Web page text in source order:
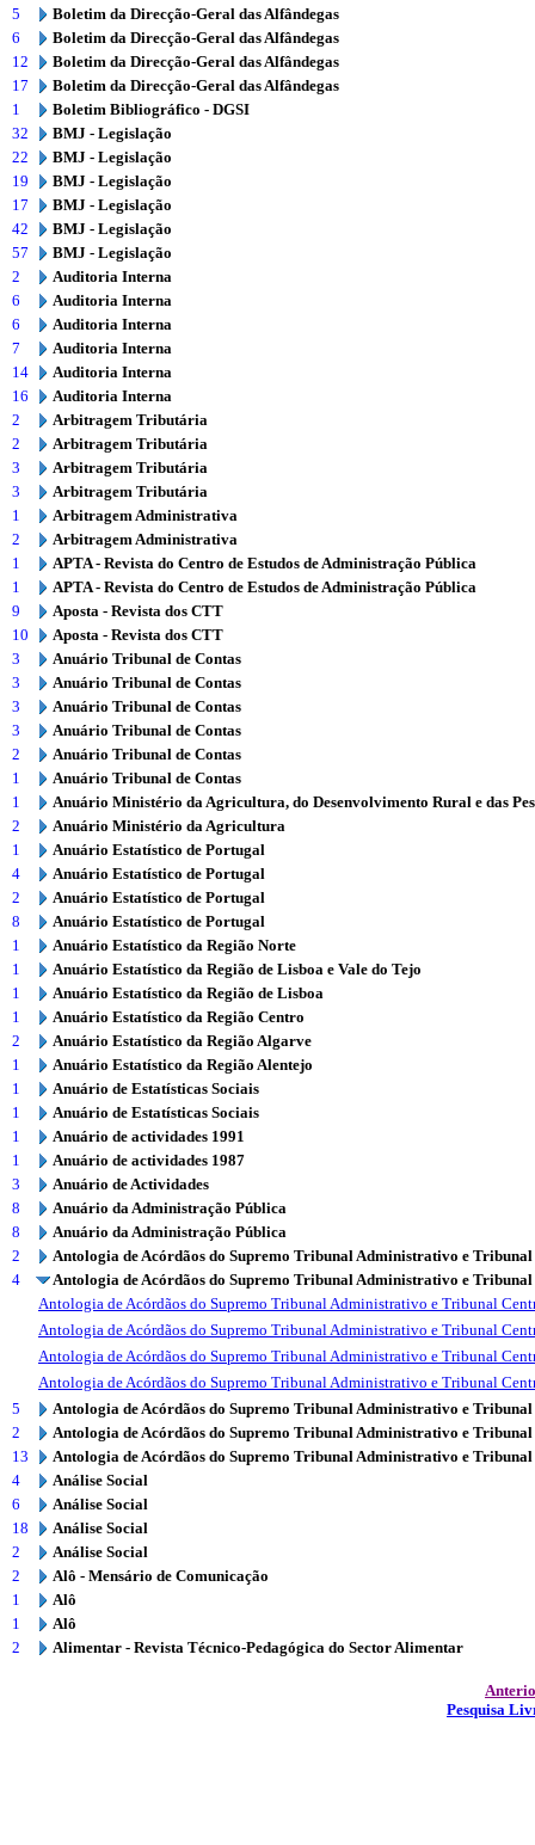
5
Boletim da Direcção-Geral das Alfândegas
6
Boletim da Direcção-Geral das Alfândegas
12
Boletim da Direcção-Geral das Alfândegas
17
Boletim da Direcção-Geral das Alfândegas
1
Boletim Bibliográfico - DGSI
32
BMJ - Legislação
22
BMJ - Legislação
19
BMJ - Legislação
17
BMJ - Legislação
42
BMJ - Legislação
57
BMJ - Legislação
2
Auditoria Interna
6
Auditoria Interna
6
Auditoria Interna
7
Auditoria Interna
14
Auditoria Interna
16
Auditoria Interna
2
Arbitragem Tributária
2
Arbitragem Tributária
3
Arbitragem Tributária
3
Arbitragem Tributária
1
Arbitragem Administrativa
2
Arbitragem Administrativa
1
APTA - Revista do Centro de Estudos de Administração Pública
1
APTA - Revista do Centro de Estudos de Administração Pública
9
Aposta - Revista dos CTT
10
Aposta - Revista dos CTT
3
Anuário Tribunal de Contas
3
Anuário Tribunal de Contas
3
Anuário Tribunal de Contas
3
Anuário Tribunal de Contas
2
Anuário Tribunal de Contas
1
Anuário Tribunal de Contas
1
Anuário Ministério da Agricultura, do Desenvolvimento Rural e das
2
Anuário Ministério da Agricultura
1
Anuário Estatístico de Portugal
4
Anuário Estatístico de Portugal
2
Anuário Estatístico de Portugal
8
Anuário Estatístico de Portugal
1
Anuário Estatístico da Região Norte
1
Anuário Estatístico da Região de Lisboa e Vale do Tejo
1
Anuário Estatístico da Região de Lisboa
1
Anuário Estatístico da Região Centro
2
Anuário Estatístico da Região Algarve
1
Anuário Estatístico da Região Alentejo
1
Anuário de Estatísticas Sociais
1
Anuário de Estatísticas Sociais
1
Anuário de actividades 1991
1
Anuário de actividades 1987
3
Anuário de Actividades
8
Anuário da Administração Pública
8
Anuário da Administração Pública
2
Antologia de Acórdãos do Supremo Tribunal Administrativo e
4
Antologia de Acórdãos do Supremo Tribunal Administrativo e
Antologia de Acórdãos do Supremo Tribunal Administrativo e Tribunal
Antologia de Acórdãos do Supremo Tribunal Administrativo e Tribunal
Antologia de Acórdãos do Supremo Tribunal Administrativo e Tribunal
Antologia de Acórdãos do Supremo Tribunal Administrativo e Tribunal
5
Antologia de Acórdãos do Supremo Tribunal Administrativo e
2
Antologia de Acórdãos do Supremo Tribunal Administrativo e
13
Antologia de Acórdãos do Supremo Tribunal Administrativo e
4
Análise Social
6
Análise Social
18
Análise Social
2
Análise Social
2
Alô - Mensário de Comunicação
1
Alô
1
Alô
2
Alimentar - Revista Técnico-Pedagógica do Sector Alimentar
Pesquisa